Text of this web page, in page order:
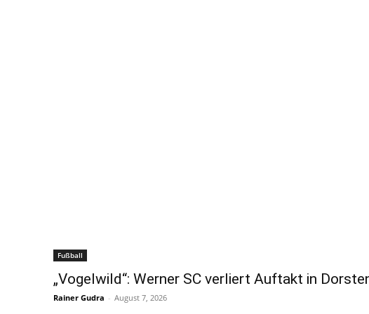
Fußball
„Vogelwild“: Werner SC verliert Auftakt in
Rainer Gudra - August 7, 2026